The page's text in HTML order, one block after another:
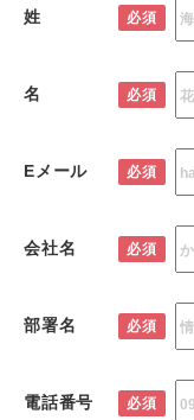
姓 必須
名 必須
Eメール 必須
会社名 必須
部署名 必須
電話番号 必須